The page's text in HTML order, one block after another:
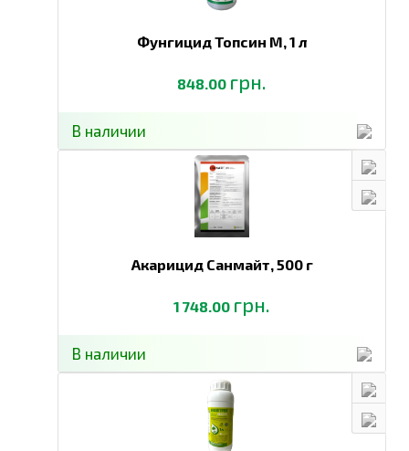
Фунгицид Топсин М,1 л
848.00 грн.
В наличии
Акарицид Санмайт,500 г
1 748.00 грн.
В наличии